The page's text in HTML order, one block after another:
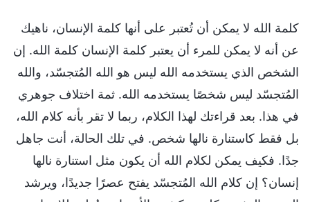
كلمة الله لا يمكن أن تُعتبر على أنها كلمة الإنسان، ناهيك
عن أنه لا يمكن للمرء أن يعتبر كلمة الإنسان كلمة الله. إن
الشخص الذي يستخدمه الله ليس هو الله المُتجسّد، والله
المُتجسّد ليس شخصًا يستخدمه الله. ثمة اختلاف جوهري
في هذا. بعد قراءتك لهذا الكلام، ربما لا تقر بأنه كلام الله،
بل فقط كاستنارة نالها شخص. في تلك الحالة، أنت جاهل
جدًا. فكيف يمكن لكلام الله أن يكون مثل استنارة نالها
إنسان؟ إن كلام الله المُتجسّد يفتح عصرًا جديدًا، ويرشد